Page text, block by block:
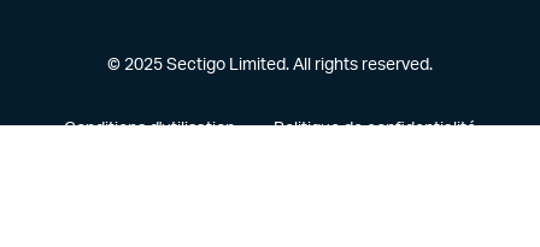
© 2025 Sectigo Limited. All rights reserved.
Conditions d'utilisation Politique de confidentialité